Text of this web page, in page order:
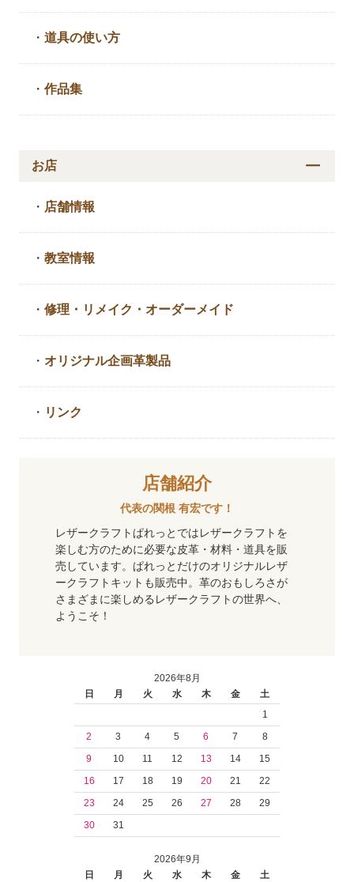
・道具の使い方
・作品集
お店
・ 店舗情報
・教室情報
・修理・リメイク・ オーダーメイド
・ オリジナル企画革製品
・ リンク
店舗紹介
代表の関根 有宏です！
レザークラフトぱれっとではレザークラフトを
楽しむ方のために必要な皮革・材料・道具を販
売しています。ぱれっとだけのオリジナルレザ
ークラフトキットも販売中。革のおもしろさが
さまざまに楽しめるレザークラフトの世界へ、
ようこそ！
2026年8月
日
月 火 水 木 金
土
1
2
3 4 5 6 7
8
9
10 11 12 13 14
15
16
17 18 19 20 21
22
23
24 25 26 27 28
29
30
31
2026年9月
日
月 火 水 木 金
土